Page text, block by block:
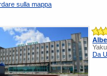
sulla mappa
Da